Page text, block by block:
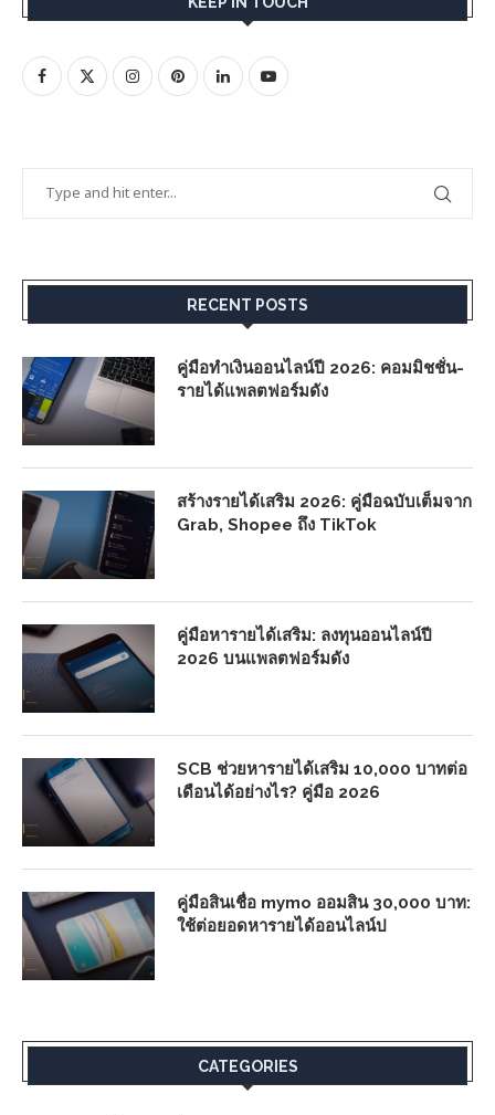
RECENT POSTS
คู่มือทำเงินออนไลน์ปี 2026: คอมมิชชั่น-
รายได้แพลตฟอร์มดัง
สร้างรายได้เสริม 2026: คู่มือฉบับเต็มจาก
Grab, Shopee ถึง TikTok
คู่มือหารายได้เสริม: ลงทุนออนไลน์ปี
2026 บนแพลตฟอร์มดัง
SCB ช่วยหารายได้เสริม 10,000 บาทต่อ
เดือนได้อย่างไร? คู่มือ 2026
คู่มือสินเชื่อ mymo ออมสิน 30,000 บาท:
ใช้ต่อยอดหารายได้ออนไลน์ป
CATEGORIES